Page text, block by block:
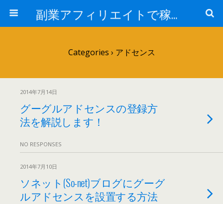
副業アフィリエイトで稼ぐ情報ブログ
Categories › アドセンス
2014年7月14日
グーグルアドセンスの登録方
法を解説します！
NO RESPONSES
2014年7月10日
ソネット(So-net)ブログにグーグ
ルアドセンスを設置する方法